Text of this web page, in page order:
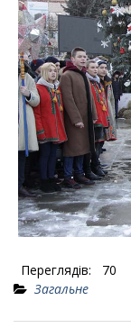
Переглядів:
70
Загальне